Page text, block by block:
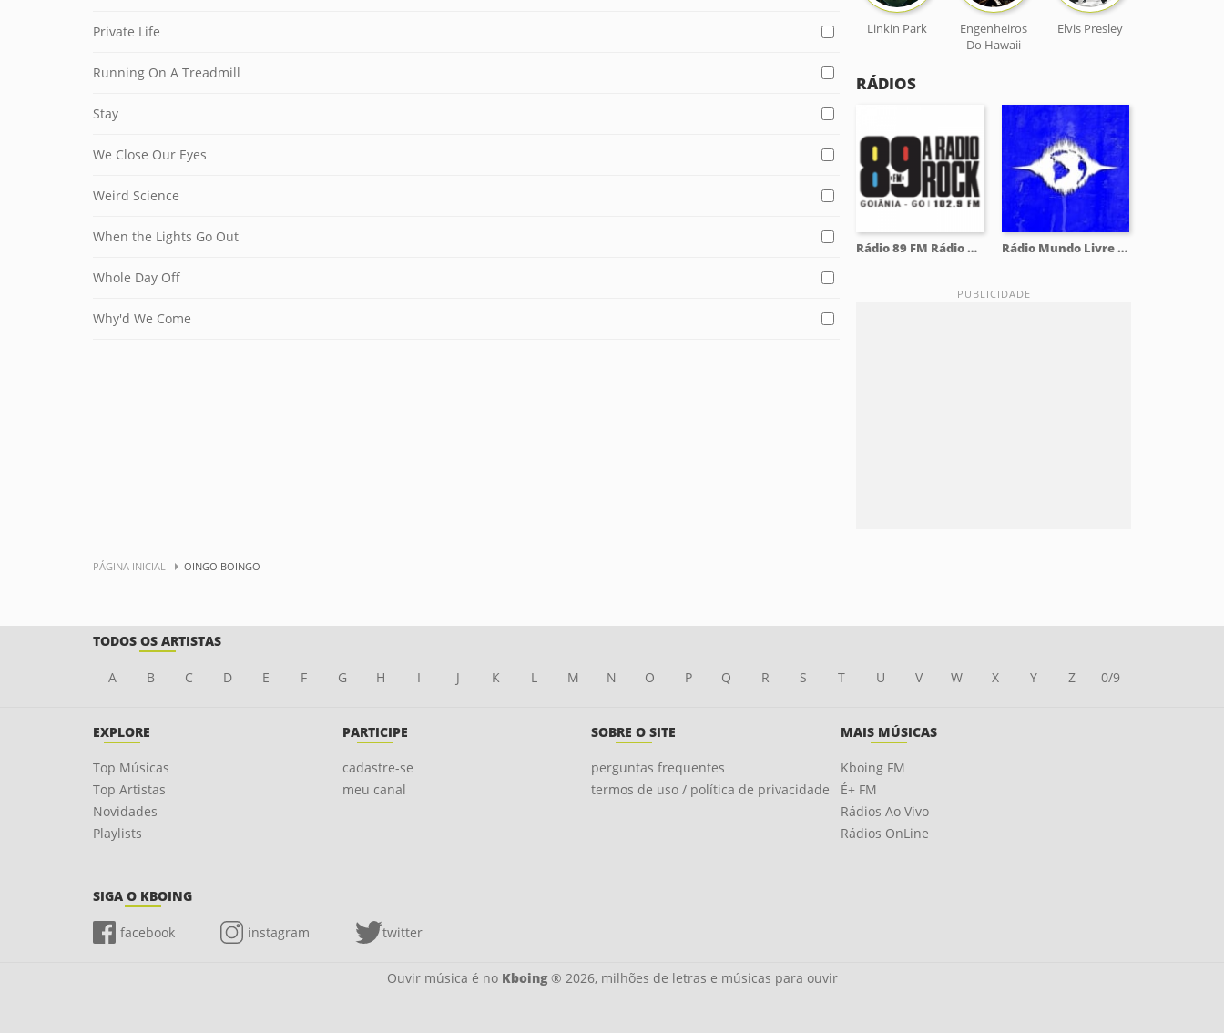
Private Life
Running On A Treadmill
Stay
We Close Our Eyes
Weird Science
When the Lights Go Out
Whole Day Off
Why'd We Come
Linkin Park
Engenheiros
Do Hawaii
Elvis Presley
RÁDIOS
Rádio 89 FM Rádio Rock 102.9 FM Rádio Mundo Livre 93.9 FM
PÁGINA INICIAL OINGO BOINGO
TODOS OS ARTISTAS
A B C D E F G H I J K L M N O P Q R S T U V W X Y Z 0/9
EXPLORE
Top Músicas
Top Artistas
Novidades
Playlists
PARTICIPE
cadastre-se
meu canal
SOBRE O SITE
perguntas frequentes
termos de uso / política de privacidade
MAIS MÚSICAS
Kboing FM
É+ FM
Rádios Ao Vivo
Rádios OnLine
SIGA O KBOING
facebook instagram twitter
Ouvir música é no Kboing® 2026, milhões de letras e músicas para ouvir